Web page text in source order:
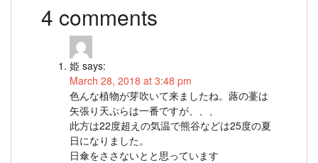
4 comments
姫 says:
March 28, 2018 at 3:48 pm
色んな植物が芽吹いて来ましたね。蕗の薹は
矢張り天ぷらは一番ですが、、、
此方は22度超えの気温で熊谷などは25度の夏
日になりました。
日傘をささないとと思っています